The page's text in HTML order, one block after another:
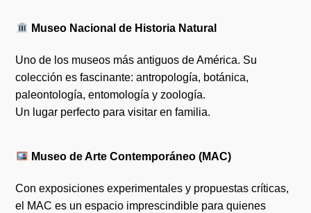
Museo Nacional de Historia Natural
Uno de los museos más antiguos de América. Su
colección es fascinante: antropología, botánica,
paleontología, entomología y zoología.
Un lugar perfecto para visitar en familia.
Museo de Arte Contemporáneo (MAC)
Con exposiciones experimentales y propuestas críticas,
el MAC es un espacio imprescindible para quienes